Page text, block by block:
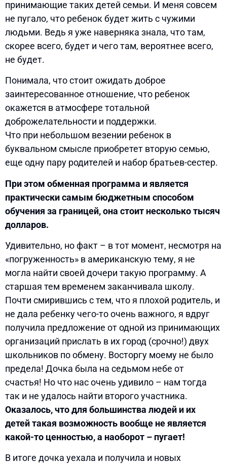
принимающие таких детей семьи. И меня совсем
не пугало, что ребенок будет жить с чужими
людьми. Ведь я уже наверняка знала, что там,
скорее всего, будет и чего там, вероятнее всего,
не будет.
Понимала, что стоит ожидать доброе
заинтересованное отношение, что ребенок
окажется в атмосфере тотальной
доброжелательности и поддержки.
Что при небольшом везении ребенок в
буквальном смысле приобретет вторую семью,
еще одну пару родителей и набор братьев-сестер.
При этом обменная программа и является
практически самым бюджетным способом
обучения за границей, она стоит несколько тысяч
долларов.
Удивительно, но факт – в тот момент, несмотря на
«погруженность» в американскую тему, я не
могла найти своей дочери такую программу. А
старшая тем временем заканчивала школу.
Почти смирившись с тем, что я плохой родитель, и
не дала ребенку чего-то очень важного, я вдруг
получила предложение от одной из принимающих
организаций прислать в их город (срочно!) двух
школьников по обмену. Восторгу моему не было
предела! Дочка была на седьмом небе от
счастья! Но что нас очень удивило – нам тогда
так и не удалось найти второго участника.
Оказалось, что для большинства людей и их
детей такая возможность вообще не является
какой-то ценностью, а наоборот – пугает!
В итоге дочка уехала и получила и новых